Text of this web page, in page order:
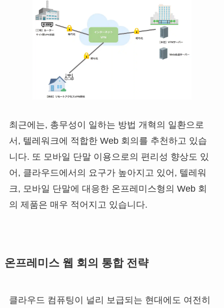
최근에는, 총무성이 일하는 방법 개혁의 일환으로
서, 텔레워크에 적합한 Web 회의를 추천하고 있습
니다. 또 모바일 단말 이용으로의 편리성 향상도 있
어, 클라우드에서의 요구가 높아지고 있어, 텔레워
크, 모바일 단말에 대응한 온프레미스형의 Web 회
의 제품은 매우 적어지고 있습니다.
온프레미스 웹 회의 통합 전략
클라우드 컴퓨팅이 널리 보급되는 현대에도 여전히